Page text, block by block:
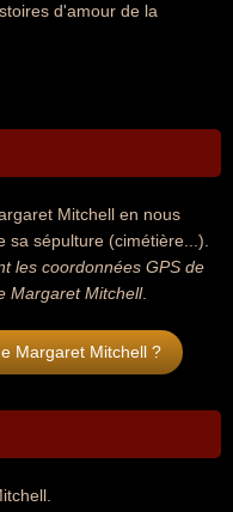
d'amour de la
Mitchell en nous
sépulture (cimétière...).
les coordonnées GPS de
Margaret Mitchell.
Margaret Mitchell ?